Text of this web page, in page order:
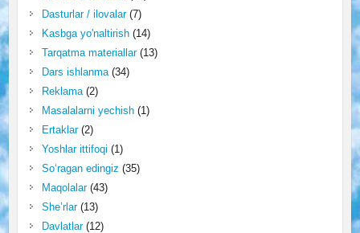
Dasturlar / ilovalar(7)
Kasbga yo'naltirish(14)
Tarqatma materiallar(13)
Dars ishlanma(34)
Reklama(2)
Masalalarni yechish(1)
Ertaklar(2)
Yoshlar ittifoqi (1)
So‘ragan edingiz (35)
Maqolalar(43)
She’rlar(13)
Davlatlar(12)